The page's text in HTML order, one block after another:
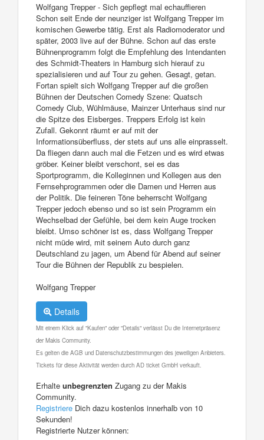
Wolfgang Trepper - Sich gepflegt mal echauffieren
Schon seit Ende der neunziger ist Wolfgang Trepper im
komischen Gewerbe tätig. Erst als Radiomoderator und
später, 2003 live auf der Bühne. Schon auf das erste
Bühnenprogramm folgt die Empfehlung des Intendanten
des Schmidt-Theaters in Hamburg sich hierauf zu
spezialisieren und auf Tour zu gehen. Gesagt, getan.
Fortan spielt sich Wolfgang Trepper auf die großen
Bühnen der Deutschen Comedy Szene: Quatsch
Comedy Club, Wühlmäuse, Mainzer Unterhaus sind nur
die Spitze des Eisberges. Treppers Erfolg ist kein
Zufall. Gekonnt räumt er auf mit der
Informationsüberfluss, der stets auf uns alle einprasselt.
Da fliegen dann auch mal die Fetzen und es wird etwas
gröber. Keiner bleibt verschont, sei es das
Sportprogramm, die Kolleginnen und Kollegen aus den
Fernsehprogrammen oder die Damen und Herren aus
der Politik. Die feineren Töne beherrscht Wolfgang
Trepper jedoch ebenso und so ist sein Programm ein
Wechselbad der Gefühle, bei dem kein Auge trocken
bleibt. Umso schöner ist es, dass Wolfgang Trepper
nicht müde wird, mit seinem Auto durch ganz
Deutschland zu jagen, um Abend für Abend auf seiner
Tour die Bühnen der Republik zu bespielen.
Wolfgang Trepper
Details
Mit einem Klick auf "Kaufen" oder "Details" verlässt Du die Internetpräsenz
der Makis Community.
Es gelten die AGB und Datenschutzbestimmungen des jeweiligen Anbieters.
Tickets für diese Aktivität werden durch AD ticket GmbH verkauft.
Erhalte unbegrenzten Zugang zu der Makis
Community.
Registriere Dich dazu kostenlos innerhalb von 10
Sekunden!
Registrierte Nutzer können: